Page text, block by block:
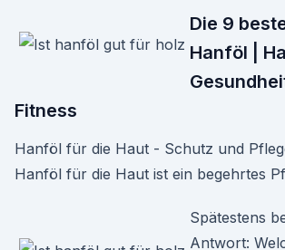
Die 9
Hanföl |
Fitness
Hanföl für die Haut - Schutz und
Hanföl für die Haut ist ein begehrtes
Spätestens
Antwort: